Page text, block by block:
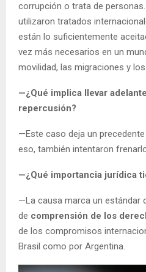
corrupción o trata de
utilizaron tratados
están lo suficientemente
vez más necesarios en un
movilidad, las migraciones y
—¿Qué implica llevar
repercusión?
—Este caso deja un
eso, también intentaron
—¿Qué importancia jurídica
—La causa marca un estándar
de comprensión de los
de los compromisos
Brasil como por Argentina.